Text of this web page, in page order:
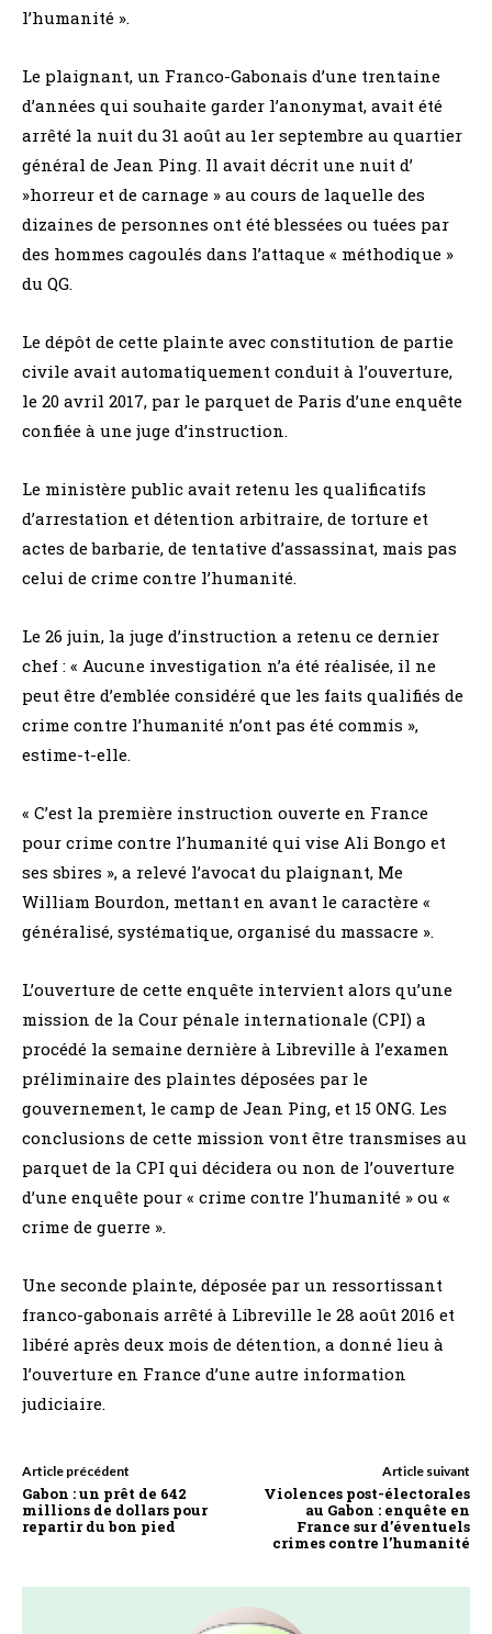
l’humanité ».
Le plaignant, un Franco-Gabonais d’une trentaine
d’années qui souhaite garder l’anonymat, avait été
arrêté la nuit du 31 août au 1er septembre au quartier
général de Jean Ping. Il avait décrit une nuit d’
»horreur et de carnage » au cours de laquelle des
dizaines de personnes ont été blessées ou tuées par
des hommes cagoulés dans l’attaque « méthodique »
du QG.
Le dépôt de cette plainte avec constitution de partie
civile avait automatiquement conduit à l’ouverture,
le 20 avril 2017, par le parquet de Paris d’une enquête
confiée à une juge d’instruction.
Le ministère public avait retenu les qualificatifs
d’arrestation et détention arbitraire, de torture et
actes de barbarie, de tentative d’assassinat, mais pas
celui de crime contre l’humanité.
Le 26 juin, la juge d’instruction a retenu ce dernier
chef : « Aucune investigation n’a été réalisée, il ne
peut être d’emblée considéré que les faits qualifiés de
crime contre l’humanité n’ont pas été commis »,
estime-t-elle.
« C’est la première instruction ouverte en France
pour crime contre l’humanité qui vise Ali Bongo et
ses sbires », a relevé l’avocat du plaignant, Me
William Bourdon, mettant en avant le caractère «
généralisé, systématique, organisé du massacre ».
L’ouverture de cette enquête intervient alors qu’une
mission de la Cour pénale internationale (CPI) a
procédé la semaine dernière à Libreville à l’examen
préliminaire des plaintes déposées par le
gouvernement, le camp de Jean Ping, et 15 ONG. Les
conclusions de cette mission vont être transmises au
parquet de la CPI qui décidera ou non de l’ouverture
d’une enquête pour « crime contre l’humanité » ou «
crime de guerre ».
Une seconde plainte, déposée par un ressortissant
franco-gabonais arrêté à Libreville le 28 août 2016 et
libéré après deux mois de détention, a donné lieu à
l’ouverture en France d’une autre information
judiciaire.
Article précédent
Gabon : un prêt de 642
millions de dollars pour
repartir du bon pied
Article suivant
Violences post-électorales
au Gabon : enquête en
France sur d’éventuels
crimes contre l’humanité